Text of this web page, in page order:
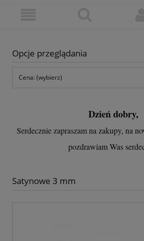
Opcje przeglądania
Cena: (wybierz)
Dzień dobry,
Serdecznie zapraszam na zakupy, na
pozdrawiam Was
Satynowe 3 mm